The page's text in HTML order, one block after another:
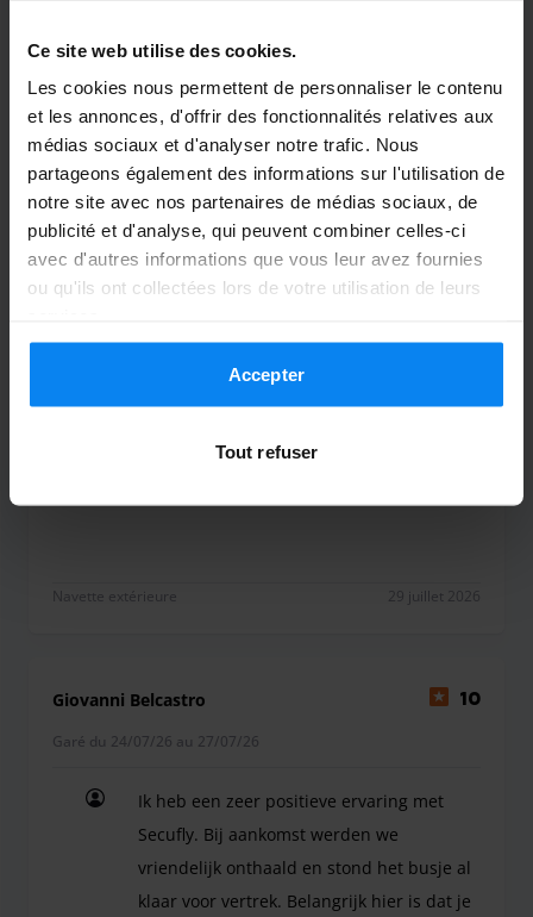
Ce site web utilise des cookies.
Les cookies nous permettent de personnaliser le contenu
et les annonces, d'offrir des fonctionnalités relatives aux
médias sociaux et d'analyser notre trafic. Nous
partageons également des informations sur l'utilisation de
notre site avec nos partenaires de médias sociaux, de
publicité et d'analyse, qui peuvent combiner celles-ci
avec d'autres informations que vous leur avez fournies
ou qu'ils ont collectées lors de votre utilisation de leurs
Accepter
Tout refuser
we komen terug
Navette extérieure 30 juillet 2026
Garé du 22/07/26 au 27/07/26
Navette extérieure 29 juillet 2026
Giovanni Belcastro 10
Garé du 24/07/26 au 27/07/26
Ik heb een zeer positieve ervaring met
Secufly. Bij aankomst werden we
vriendelijk onthaald en stond het busje al
klaar voor vertrek. Belangrijk hier is dat je